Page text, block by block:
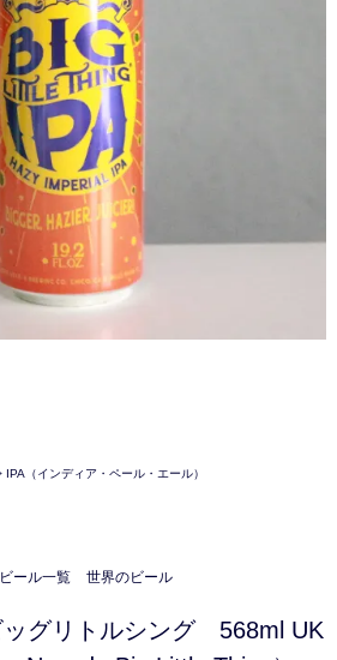
IPA（インディア・ペール・エール）
ール一覧 世界のビール
グリトルシング 568ml UK